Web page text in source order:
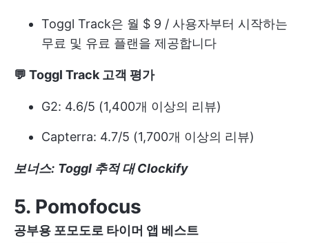
Toggl Track은 월 $ 9 / 사용자부터 시작하는
무료 및 유료 플랜을 제공합니다
💬 Toggl Track 고객 평가
G2: 4.6/5 (1,400개 이상의 리뷰)
Capterra: 4.7/5 (1,700개 이상의 리뷰)
보너스: Toggl 추적 대 Clockify
5. Pomofocus
공부용 포모도로 타이머 앱 베스트